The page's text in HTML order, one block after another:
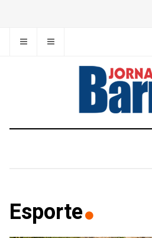
Esporte